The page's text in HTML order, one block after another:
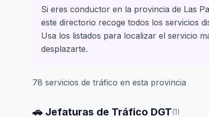
Si eres conductor en la provincia de Las
este directorio recoge todos los servicios
Usa los listados para localizar el servicio
desplazarte.
78 servicios de tráfico en esta provincia
🚗 Jefaturas de Tráfico DGT(1)